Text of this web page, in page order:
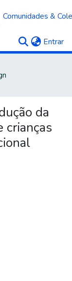
Comunidades &
Entrar
da
crianças